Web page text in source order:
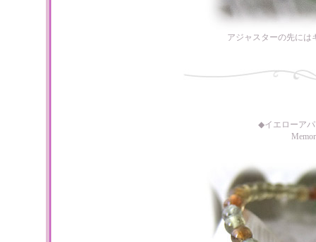
アジャスターの先には
◆イエローア